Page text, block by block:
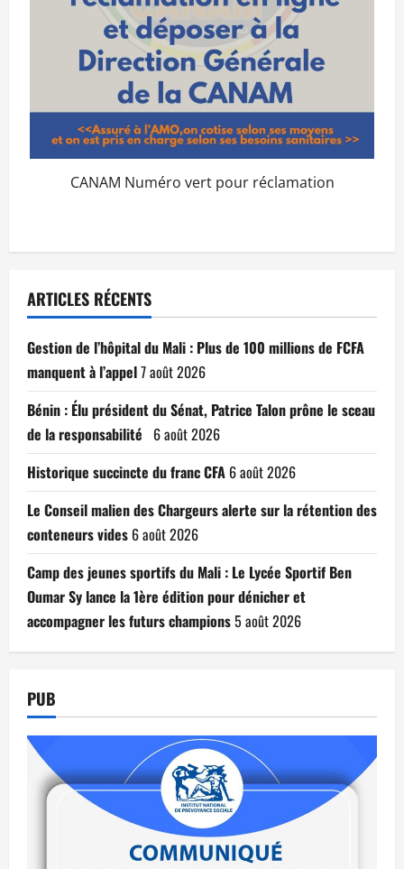
CANAM Numéro vert pour réclamation
ARTICLES RÉCENTS
Gestion de l’hôpital du Mali : Plus de 100 millions de FCFA
manquent à l’appel7 août 2026
Bénin : Élu président du Sénat, Patrice Talon prône le sceau
de la responsabilité 6 août 2026
Historique succincte du franc CFA 6 août 2026
Le Conseil malien des Chargeurs alerte sur la rétention des
conteneurs vides 6 août 2026
Camp des jeunes sportifs du Mali : Le Lycée Sportif Ben
Oumar Sy lance la 1ère édition pour dénicher et
accompagner les futurs champions5 août 2026
PUB